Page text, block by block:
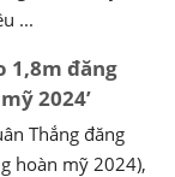
...
1,8m đăng
2024’
Thắng đăng
hoàn mỹ 2024),